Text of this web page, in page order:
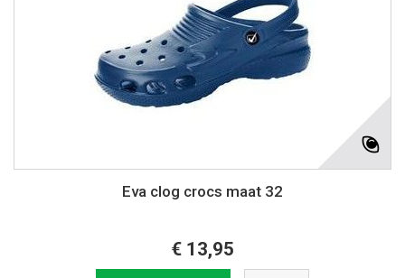
Eva clog crocs maat 32
€ 13,95